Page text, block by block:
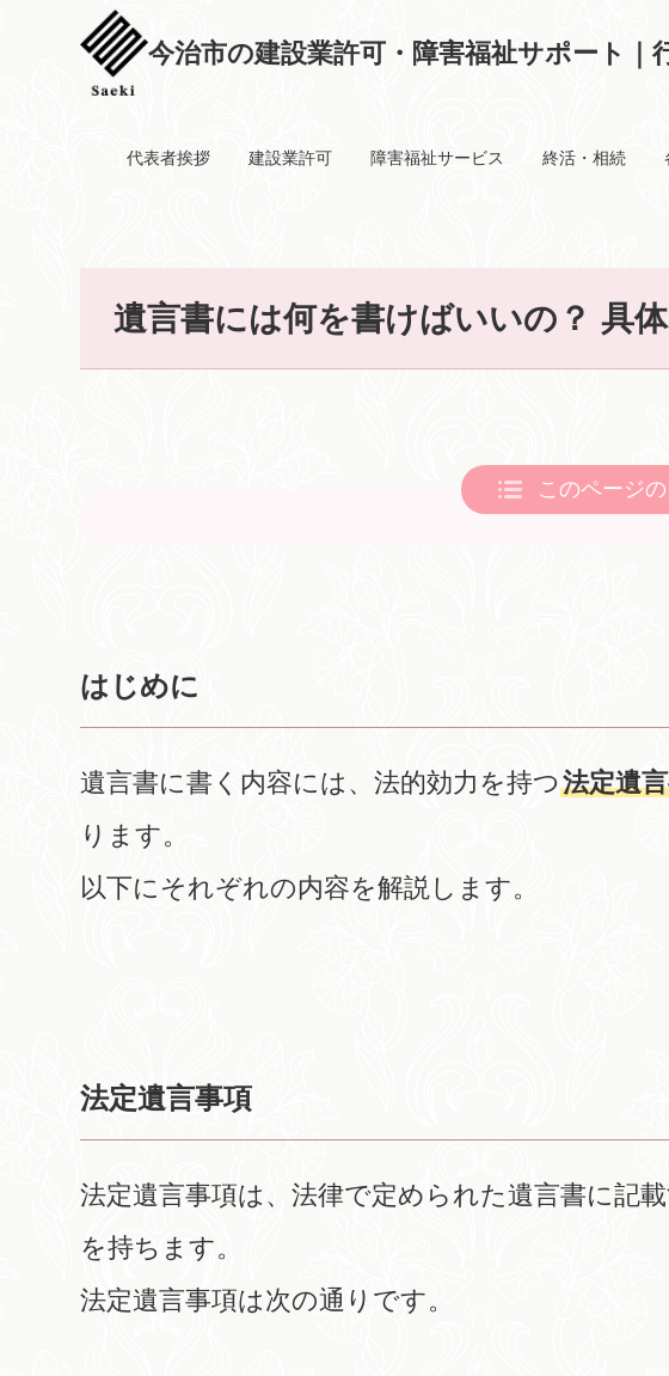
今治市の建設業許可・障害福祉サポート｜
代表者挨拶 建設業許可 障害福祉サービス 終活・相続
遺言書には何を書けばいいの？ 具
このページ
はじめに
遺言書に書く内容には、法的効力を持つ法定遺
ります。
以下にそれぞれの内容を解説します。
法定遺言事項
法定遺言事項は、法律で定められた遺言書に記
を持ちます。
法定遺言事項は次の通りです。